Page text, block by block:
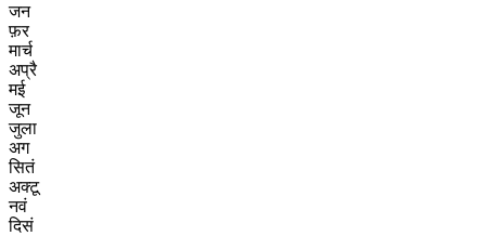
जन
फ़र
मार्च
अप्रै
मई
जून
जुला
अग
सितं
अक्टू
नवं
दिसं